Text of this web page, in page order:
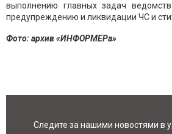
выполнению главных задач
предупреждению и ликвидации ЧС и
Фото: архив «ИНФОРМЕРа»
Следите за нашими новостями в